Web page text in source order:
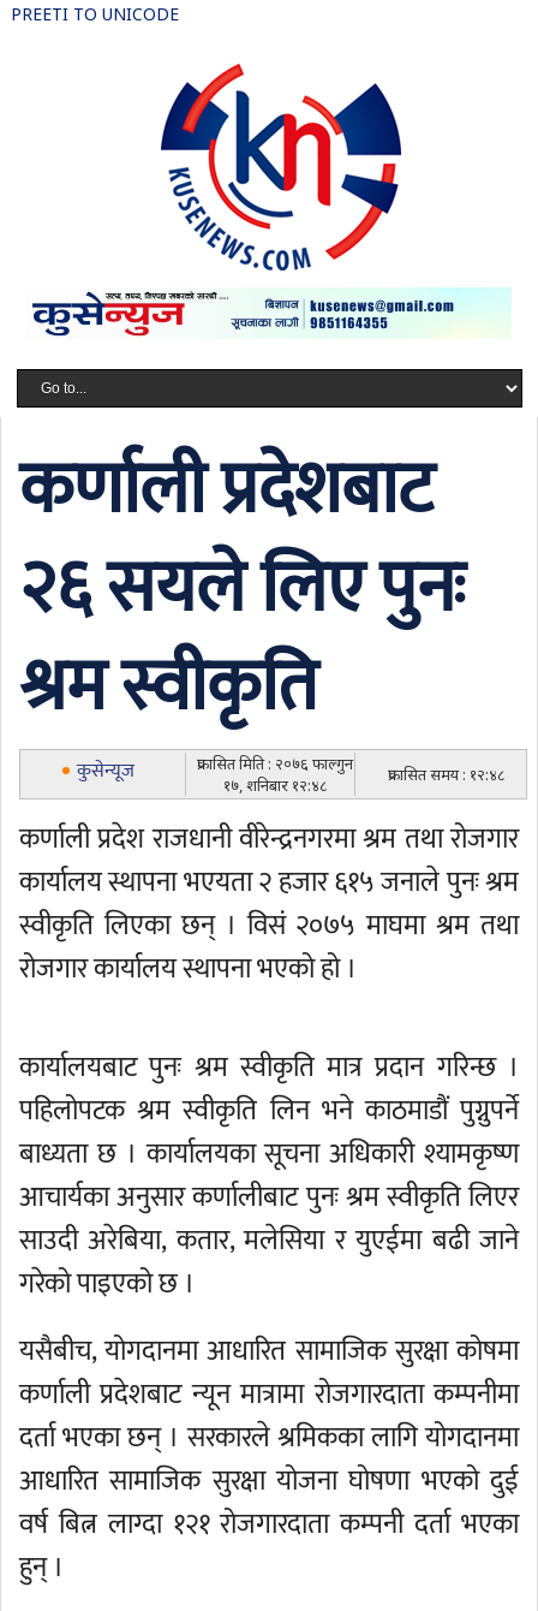
PREETI TO UNICODE
कर्णाली प्रदेशबाट
२६ सयले लिए पुनः
श्रम स्वीकृति
कुसेन्यूज
प्रकासित मिति : २०७६ फाल्गुन
१७, शनिबार १२:४८
प्रकासित समय : १२:४८
कर्णाली प्रदेश राजधानी वीरेन्द्रनगरमा श्रम तथा रोजगार
कार्यालय स्थापना भएयता २ हजार ६१५ जनाले पुनः श्रम
स्वीकृति लिएका छन् । विसं २०७५ माघमा श्रम तथा
रोजगार कार्यालय स्थापना भएको हो ।
कार्यालयबाट पुनः श्रम स्वीकृति मात्र प्रदान गरिन्छ ।
पहिलोपटक श्रम स्वीकृति लिन भने काठमाडौं पुग्नुपर्ने
बाध्यता छ । कार्यालयका सूचना अधिकारी श्यामकृष्ण
आचार्यका अनुसार कर्णालीबाट पुनः श्रम स्वीकृति लिएर
साउदी अरेबिया, कतार, मलेसिया र युएईमा बढी जाने
गरेको पाइएको छ ।
यसैबीच, योगदानमा आधारित सामाजिक सुरक्षा कोषमा
कर्णाली प्रदेशबाट न्यून मात्रामा रोजगारदाता कम्पनीमा
दर्ता भएका छन् । सरकारले श्रमिकका लागि योगदानमा
आधारित सामाजिक सुरक्षा योजना घोषणा भएको दुई
वर्ष बित्न लाग्दा १२१ रोजगारदाता कम्पनी दर्ता भएका
हुन् ।